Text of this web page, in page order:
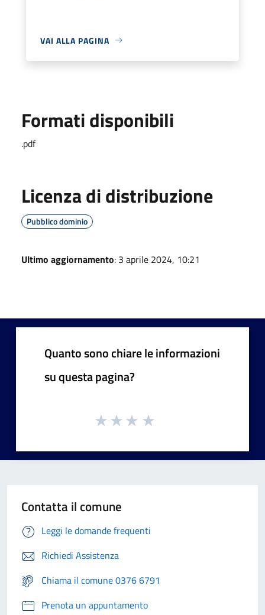
VAI ALLA PAGINA
Formati disponibili
.pdf
Licenza di distribuzione
Pubblico dominio
Ultimo aggiornamento: 3 aprile 2024, 10:21
Quanto sono chiare le informazioni
su questa pagina?
Contatta il comune
Leggi le domande frequenti
Richiedi Assistenza
Chiama il comune 0376 6791
Prenota un appuntamento